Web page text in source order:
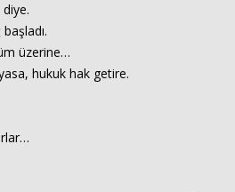
üzerine…
hukuk hak getire.